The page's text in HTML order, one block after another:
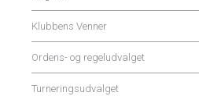
Klubbens Venner
Ordens- og regeludvalget
Turneringsudvalget